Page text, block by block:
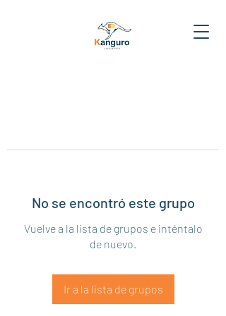
No se encontró este grupo
Vuelve a la lista de grupos e inténtalo
de nuevo.
Ir a la lista de grupos